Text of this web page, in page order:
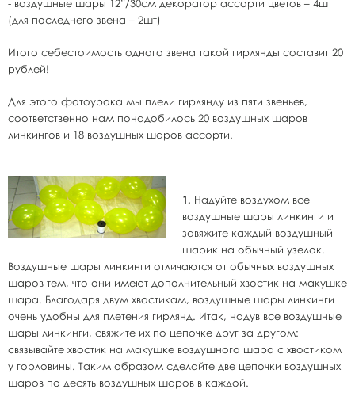
- воздушные шары 12”/30см декоратор ассорти цветов – 4шт
(для последнего звена – 2шт)
Итого себестоимость одного звена такой гирлянды составит 20
рублей!
Для этого фотоурока мы плели гирлянду из пяти звеньев,
соответственно нам понадобилось 20 воздушных шаров
линкингов и 18 воздушных шаров ассорти.
1. Надуйте воздухом все
воздушные шары линкинги и
завяжите каждый воздушный
шарик на обычный узелок.
Воздушные шары линкинги отличаются от обычных воздушных
шаров тем, что они имеют дополнительный хвостик на макушке
шара. Благодаря двум хвостикам, воздушные шары линкинги
очень удобны для плетения гирлянд. Итак, надув все воздушные
шары линкинги, свяжите их по цепочке друг за другом:
связывайте хвостик на макушке воздушного шара с хвостиком
у горловины. Таким образом сделайте две цепочки воздушных
шаров по десять воздушных шаров в каждой.